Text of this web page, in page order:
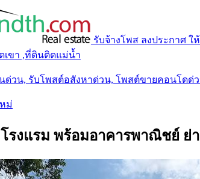
รับจ้างโพส ลงประกาศ
ขา ,ที่ดินติดแม่น้ำ
ด่วน, รับโพสต์อสังหาด่วน, โพสต์ขายคอนโดด่
ม่
งแรม พร้อมอาคารพาณิชย์ ย่า